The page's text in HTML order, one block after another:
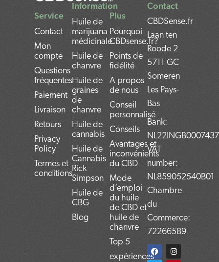
Contact
CBDSense.fr
Laan ten
Roode 2
5711 GC
Someren
Les Pays-
Bas
Bank:
VAT
number:
NL859052540B01
Chambre
du
Commerce:
72266589
F
a
I
n
T
w
P
i
L
i
Service
Contact
Mon
compte
Questions
fréquentes
Paiement
Livraison
Retours
Privacy
Policy
Termes et
conditions
Information
Huile de
marijuana
médicinale
Huile de
chanvre
Huile de
graines
de
chanvre
Huile de
cannabis
Huile de
Cannabis
Rick
Simpson
Huile de
CBG
Blog
Plus
Pourquoi
CBDsense.fr?
Points de
fidélité
A propos
de nous
Conseil
personnalisé
Conseils
Avantages et
inconvénients
du CBD
Mode
d’emploi
du huile
de CBD et
huile de
chanvre
Top 5
expériences